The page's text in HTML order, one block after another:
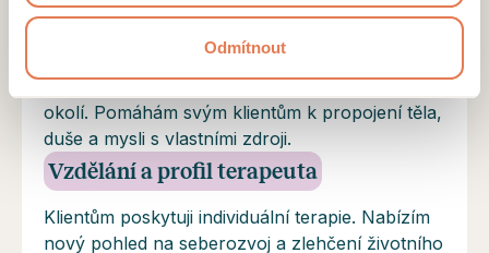
Odmítnout
Motto
Podporuji své klienty v utváření své vlastní
životní cesty dobré pro ně samotné i pro jejich
okolí. Pomáhám svým klientům k propojení těla,
duše a mysli s vlastními zdroji.
Vzdělání a profil terapeuta
Klientům poskytuji individuální terapie. Nabízím
nový pohled na seberozvoj a zlehčení životního